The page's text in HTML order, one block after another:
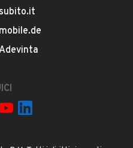
garanzia?
subito.it
mobile.de